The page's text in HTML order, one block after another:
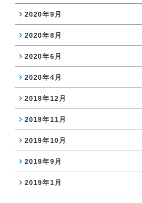
2020年9月
2020年8月
2020年6月
2020年4月
2019年12月
2019年11月
2019年10月
2019年9月
2019年1月